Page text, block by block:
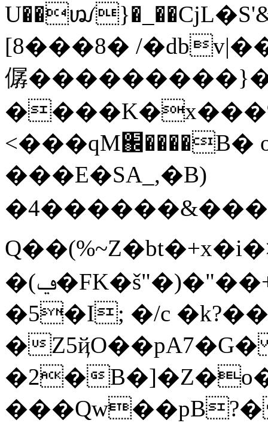
[8���8� /
僝
<���qM֌����B�
���E�SA_,�B)
Q��(%
�(ݠ�FK�š"�)�"��+��t��T����!
�5�I; �/c
�
�2�